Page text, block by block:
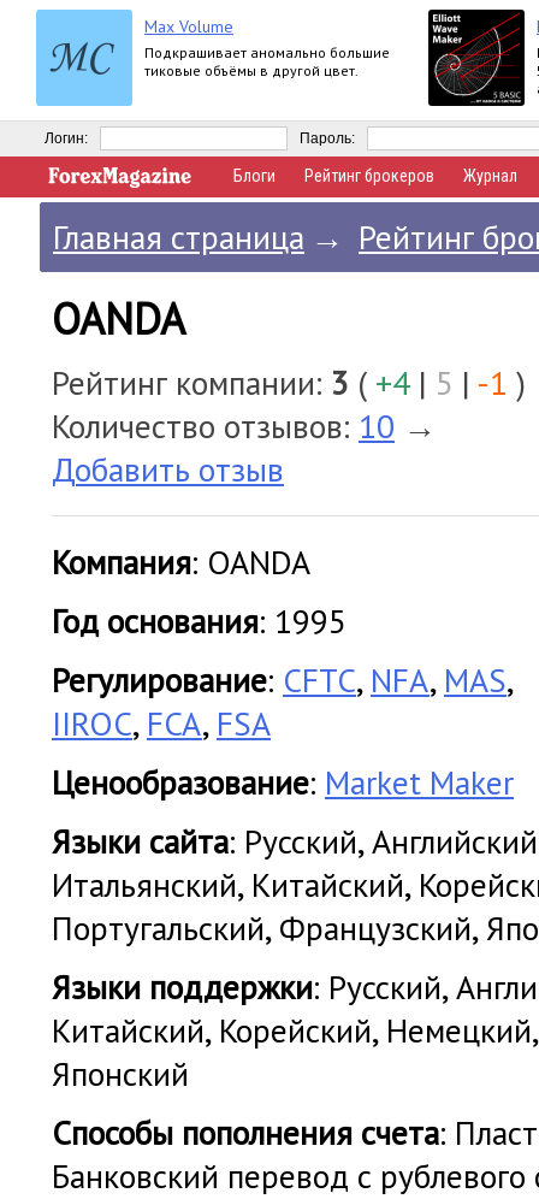
Max Volume
Подкрашивает аномально большие
тиковые объёмы в другой цвет.
Логин: Пароль:
Блоги Рейтинг брокеров Журнал
Главная страница → Рейтинг
OANDA
Рейтинг компании: 3 ( +4 | 5 | -1 )
Количество отзывов: 10 →
Добавить отзыв
Компания: OANDA
Год основания: 1995
Регулирование: CFTC, NFA, MAS,
IIROC, FCA, FSA
Ценообразование: Market Maker
Языки сайта: Русский,
Итальянский, Китайский,
Португальский, Французский,
Языки поддержки: Русский,
Китайский, Корейский,
Японский
Cпособы пополнения счета:
Банковский перевод с рублевого